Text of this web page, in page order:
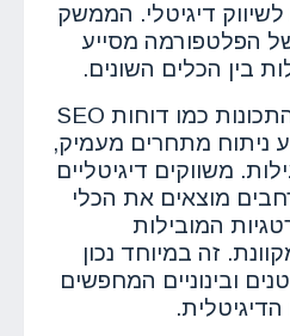
דיגיטלי. הממשק
הפלטפורמה מסייע
בין הכלים השונים.
אנו בלקסה מצאנו שהתכונות כמו דוחות SEO
ניתוח מתחרים מעמיק,
משווקים דיגיטליים
מוצאים את הכלי
המובילות
זה במיוחד נכון
ובינוניים המחפשים